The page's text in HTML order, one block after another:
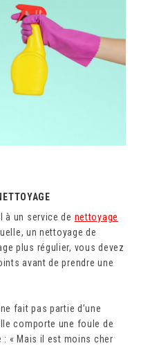
à un service de nettoyage
un nettoyage de
plus régulier, vous devez
avant de prendre une
fait pas partie d’une
comporte une foule de
: « Mais il est moins cher